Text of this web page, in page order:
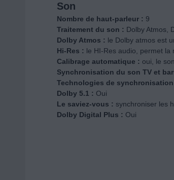
Son
Nombre de haut-parleur : 9
Traitement du son : Dolby Atmos,
Dolby Atmos : le Dolby atmos est
Hi-Res : le HI-Res audio, permet la
Calibrage automatique : oui, le
Synchronisation du son TV et
Technologies de synchronisation
Dolby 5.1 : Oui
Le saviez-vous : synchroniser les
Dolby Digital Plus : Oui